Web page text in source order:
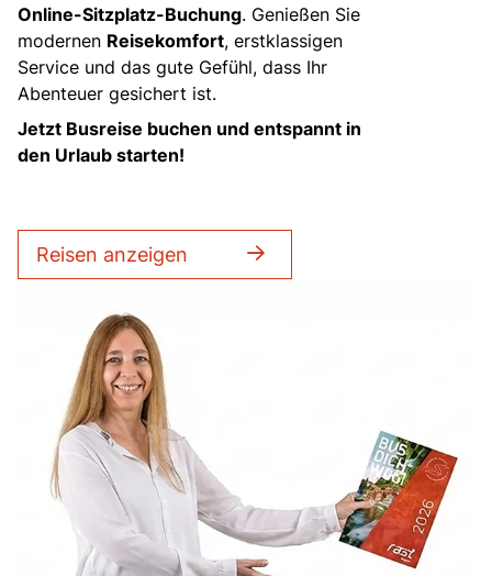
Online-Sitzplatz-Buchung. Genießen Sie
modernen Reisekomfort, erstklassigen
Service und das gute Gefühl, dass Ihr
Abenteuer gesichert ist.
Jetzt Busreise buchen und entspannt in
den Urlaub starten!
Reisen anzeigen